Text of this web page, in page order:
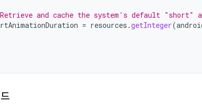
and cache the system's default "short"
= resources .getInteger(